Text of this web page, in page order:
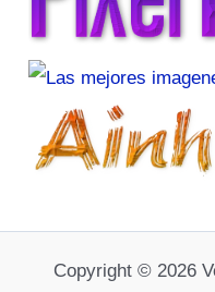
Copyright © 2026